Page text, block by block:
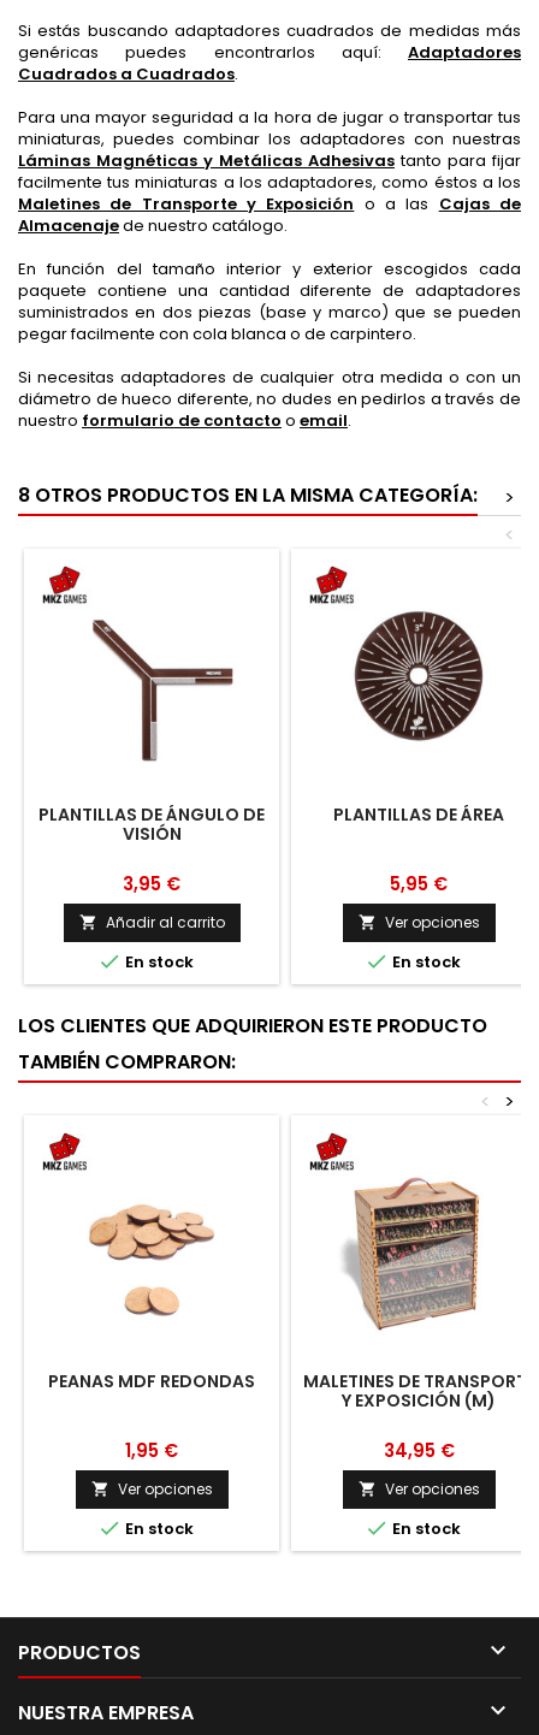
Si estás buscando adaptadores cuadrados de medidas más
genéricas puedes encontrarlos aquí: Adaptadores
Cuadrados a Cuadrados.
Para una mayor seguridad a la hora de jugar o transportar tus
miniaturas, puedes combinar los adaptadores con nuestras
Láminas Magnéticas y Metálicas Adhesivas tanto para fijar
facilmente tus miniaturas a los adaptadores, como éstos a los
Maletines de Transporte y Exposición o a las Cajas de
Almacenajede nuestro catálogo.
En función del tamaño interior y exterior escogidos cada
paquete contiene una cantidad diferente de adaptadores
suministrados en dos piezas (base y marco) que se pueden
pegar facilmente con cola blanca o de carpintero.
Si necesitas adaptadores de cualquier otra medida o con un
diámetro de hueco diferente, no dudes en pedirlos a través de
nuestro formulario de contacto o email.
8 OTROS PRODUCTOS EN LA MISMA CATEGORÍA:
>
<
PLANTILLAS DE ÁNGULO DE
VISIÓN
3,95 €
 Añadir al carrito
 En stock
PLANTILLAS DE ÁREA
5,95 €
 Ver opciones
 En stock
LOS CLIENTES QUE ADQUIRIERON ESTE PRODUCTO
TAMBIÉN COMPRARON:
>
<
PEANAS MDF REDONDAS
1,95 €
 Ver opciones
 En stock
MALETINES DE TRANSPORTE
Y EXPOSICIÓN (M)
34,95 €
 Ver opciones
 En stock
PRODUCTOS 
NUESTRA EMPRESA 